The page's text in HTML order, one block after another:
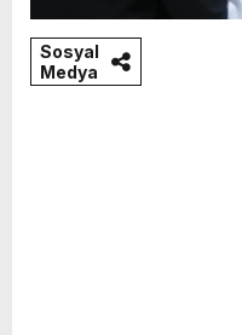
Sosyal
Medya